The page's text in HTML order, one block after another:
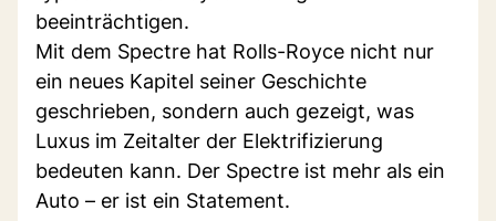
beeinträchtigen.
Mit dem Spectre hat Rolls-Royce nicht nur
ein neues Kapitel seiner Geschichte
geschrieben, sondern auch gezeigt, was
Luxus im Zeitalter der Elektrifizierung
bedeuten kann. Der Spectre ist mehr als ein
Auto – er ist ein Statement.